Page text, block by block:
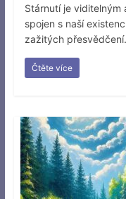
Stárnutí je viditelným
spojen s naší
zažitých
Čtěte více